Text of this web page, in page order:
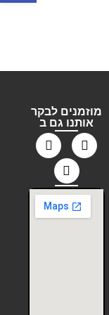
מוזמנים לבקר
אותנו גם ב